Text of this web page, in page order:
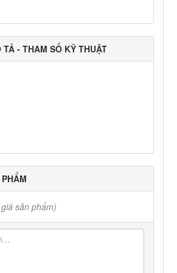
TẢ - THAM SỐ KỸ THUẬT
sản phẩm)